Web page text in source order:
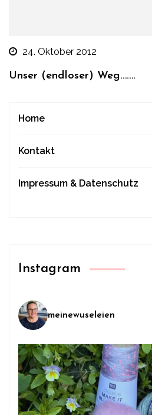
24. Oktober 2012
Unser (endloser) Weg…….
Home
Kontakt
Impressum & Datenschutz
Instagram
meinewuseleien